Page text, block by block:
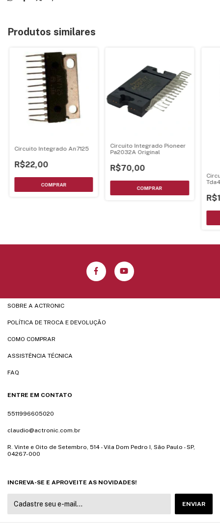
Produtos similares
Circuito Integrado An7125
R$22,00
Circuito Integrado Pioneer
Pa2032A Original
R$70,00
SOBRE A ACTRONIC
POLÍTICA DE TROCA E DEVOLUÇÃO
COMO COMPRAR
ASSISTÊNCIA TÉCNICA
FAQ
ENTRE EM CONTATO
5511996605020
claudio@actronic.com.br
R. Vinte e Oito de Setembro, 514 - Vila Dom Pedro I, São Paulo - SP,
04267-000
INCREVA-SE E APROVEITE AS NOVIDADES!